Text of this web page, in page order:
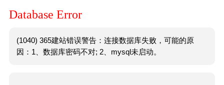
Database Error
(1040) 365建站错误警告：连接数据库失败，可能的原
因：1、数据库密码不对; 2、mysql未启动。